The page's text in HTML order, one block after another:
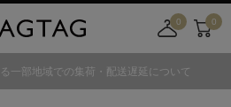
0
舗
0
一部地域での集荷・配送遅延について